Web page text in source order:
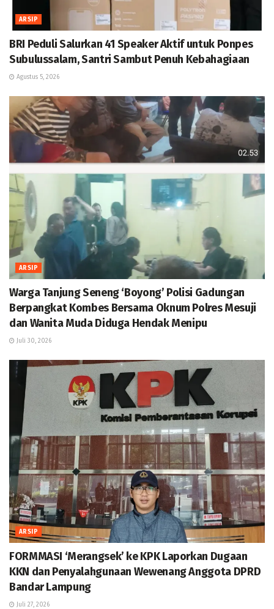
ARSIP
BRI Peduli Salurkan 41 Speaker Aktif untuk Ponpes
Subulussalam, Santri Sambut Penuh Kebahagiaan
Agustus 5, 2026
ARSIP
Warga Tanjung Seneng ‘Boyong’ Polisi Gadungan
Berpangkat Kombes Bersama Oknum Polres Mesuji
dan Wanita Muda Diduga Hendak Menipu
Juli 30, 2026
ARSIP
FORMMASI ‘Merangsek’ ke KPK Laporkan Dugaan
KKN dan Penyalahgunaan Wewenang Anggota DPRD
Bandar Lampung
Juli 27, 2026